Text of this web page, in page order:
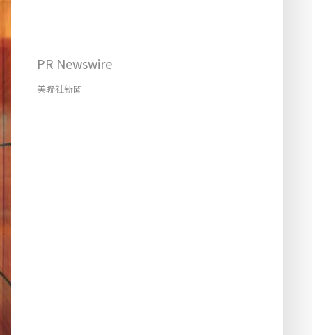
PR Newswire
美聯社新聞